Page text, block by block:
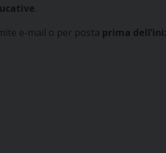
.
e-mail o per posta prima